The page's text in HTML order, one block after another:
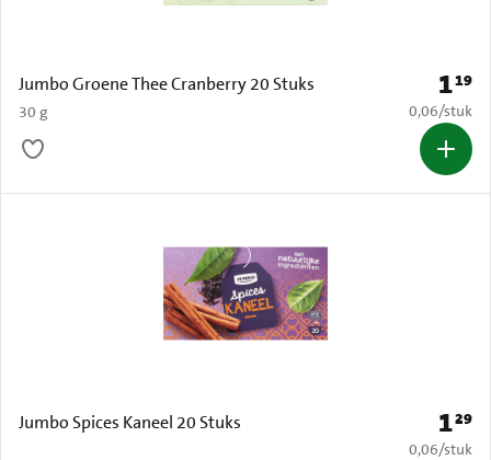
Jumbo Groene Thee Cranberry 20 Stuks
30 g
Prijs:
119
€ 0,06 per
0,06/stuk
Jumbo Spices Kaneel 20 Stuks Prijs:
129
€ 0,06 per
0,06/stuk